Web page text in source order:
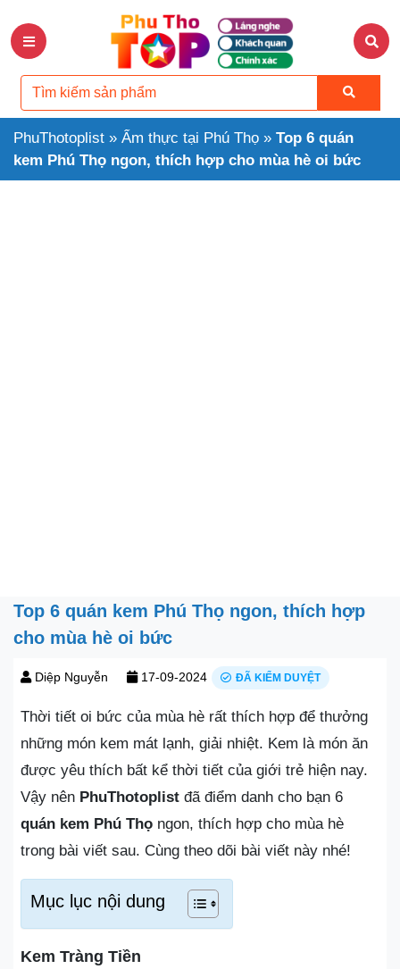
PhuThotoplist » Ẩm thực tại Phú Thọ » Top 6 quán
kem Phú Thọ ngon, thích hợp cho mùa hè oi bức
Top 6 quán kem Phú Thọ ngon, thích hợp
cho mùa hè oi bức
Diệp Nguyễn 17-09-2024 ĐÃ KIỂM DUYỆT
Thời tiết oi bức của mùa hè rất thích hợp để thưởng
những món kem mát lạnh, giải nhiệt. Kem là món ăn
được yêu thích bất kể thời tiết của giới trẻ hiện nay.
Vậy nên PhuThotoplist đã điểm danh cho bạn 6
quán kem Phú Thọ ngon, thích hợp cho mùa hè
trong bài viết sau. Cùng theo dõi bài viết này nhé!
Mục lục nội dung
Kem Tràng Tiền